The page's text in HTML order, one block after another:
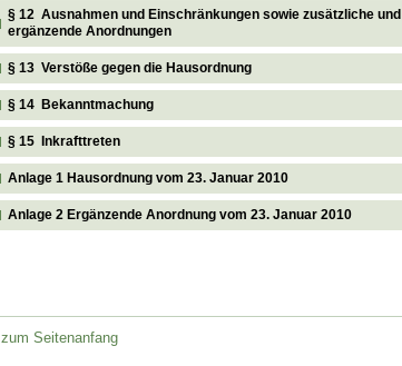
§ 12 Ausnahmen und Einschränkungen sowie zusätzliche und
ergänzende Anordnungen
§ 13 Verstöße gegen die Hausordnung
§ 14 Bekanntmachung
§ 15 Inkrafttreten
Anlage 1 Hausordnung vom 23. Januar 2010
Anlage 2 Ergänzende Anordnung vom 23. Januar 2010
zum Seitenanfang